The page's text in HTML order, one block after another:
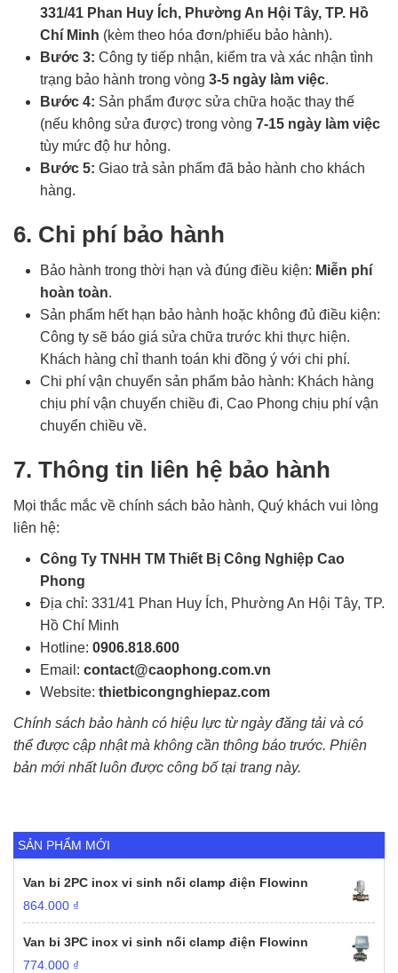
331/41 Phan Huy Ích, Phường An Hội Tây, TP. Hồ
Chí Minh (kèm theo hóa đơn/phiếu bảo hành).
Bước 3: Công ty tiếp nhận, kiểm tra và xác nhận tình
trạng bảo hành trong vòng 3-5 ngày làm việc.
Bước 4: Sản phẩm được sửa chữa hoặc thay thế
(nếu không sửa được) trong vòng 7-15 ngày làm việc
tùy mức độ hư hỏng.
Bước 5: Giao trả sản phẩm đã bảo hành cho khách
hàng.
6. Chi phí bảo hành
Bảo hành trong thời hạn và đúng điều kiện: Miễn phí
hoàn toàn.
Sản phẩm hết hạn bảo hành hoặc không đủ điều kiện:
Công ty sẽ báo giá sửa chữa trước khi thực hiện.
Khách hàng chỉ thanh toán khi đồng ý với chi phí.
Chi phí vận chuyển sản phẩm bảo hành: Khách hàng
chịu phí vận chuyển chiều đi, Cao Phong chịu phí vận
chuyển chiều về.
7. Thông tin liên hệ bảo hành
Mọi thắc mắc về chính sách bảo hành, Quý khách vui lòng
liên hệ:
Công Ty TNHH TM Thiết Bị Công Nghiệp Cao
Phong
Địa chỉ: 331/41 Phan Huy Ích, Phường An Hội Tây, TP.
Hồ Chí Minh
Hotline: 0906.818.600
Email: contact@caophong.com.vn
Website: thietbicongnghiepaz.com
Chính sách bảo hành có hiệu lực từ ngày đăng tải và có
thể được cập nhật mà không cần thông báo trước. Phiên
bản mới nhất luôn được công bố tại trang này.
SẢN PHẨM MỚI
Van bi 2PC inox vi sinh nối clamp điện Flowinn
864.000 ₫
Van bi 3PC inox vi sinh nối clamp điện Flowinn
774.000 ₫